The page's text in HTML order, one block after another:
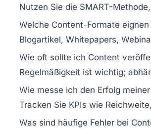
Nutzen Sie die SMART-
Welche Content-Formate
Blogartikel, Whitepapers,
Wie oft sollte ich Content
Regelmäßigkeit ist wichtig;
Wie messe ich den Erfolg
Tracken Sie KPIs wie
Was sind häufige Fehler bei